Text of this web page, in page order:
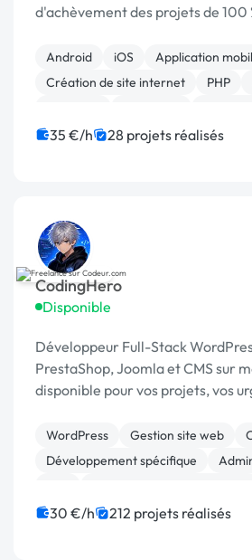
d'achèvement des projets de 100
Android iOS
Application
Création de site internet
PHP
35 €/h 28 projets réalisés
CodingHero
Disponible
Développeur Full-Stack
PrestaShop, Joomla et CMS sur
disponible pour vos projets, vos
WordPress Gestion site web
Développement spécifique
Site E-commerce
Prestashop
30 €/h 212 projets réalisés